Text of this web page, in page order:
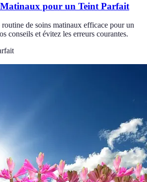
pour un Teint Parfait
de soins matinaux efficace pour un
conseils et évitez les erreurs courantes.